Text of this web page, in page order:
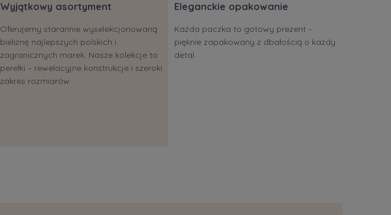
Wyjątkowy asortyment
Oferujemy starannie wyselekcjonowaną
bieliznę najlepszych polskich i
zagranicznych marek. Nasze kolekcje to
perełki – rewelacyjne konstrukcje i szeroki
zakres rozmiarów.
Eleganckie opakowanie
Każda paczka to gotowy prezent –
pięknie zapakowany z dbałością o każdy
detal.